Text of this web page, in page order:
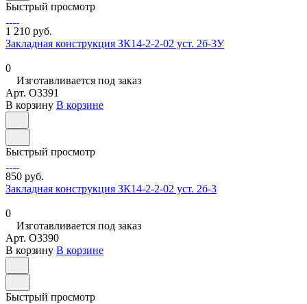
Быстрый просмотр
1 210 руб.
Закладная конструкция ЗК14-2-2-02 уст. 2б-3У
0
Изготавливается под заказ
Арт. O3391
В корзину В корзине
Быстрый просмотр
850 руб.
Закладная конструкция ЗК14-2-2-02 уст. 2б-3
0
Изготавливается под заказ
Арт. O3390
В корзину В корзине
Быстрый просмотр